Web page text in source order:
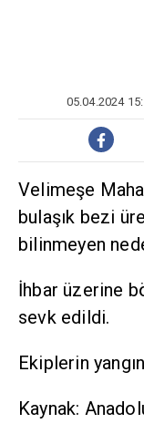
05.04.2024
Velimeşe
bulaşık bezi
bilinmeyen
İhbar üzerine
sevk edildi.
Ekiplerin
Kaynak: